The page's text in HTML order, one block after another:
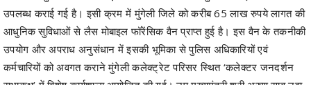
उपलब्ध कराई गई है। इसी क्रम में मुंगेली जिले को करीब 65 लाख रुपये लागत की
आधुनिक सुविधाओं से लैस मोबाइल फॉरेंसिक वैन प्राप्त हुई है। इस वैन के तकनीकी
उपयोग और अपराध अनुसंधान में इसकी भूमिका से पुलिस अधिकारियों एवं
कर्मचारियों को अवगत कराने मुंगेली कलेक्ट्रेट परिसर स्थित ‘कलेक्टर जनदर्शन